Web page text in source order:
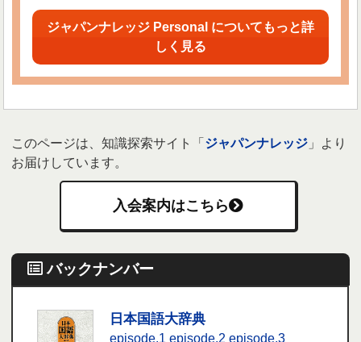
ジャパンナレッジ Personal についてもっと詳
しく見る
このページは、知識探索サイト「 ジャパンナレッジ 」より
お届けしています。
入会案内はこちら
バックナンバー
日本国語大辞典
episode.1 episode.2 episode.3